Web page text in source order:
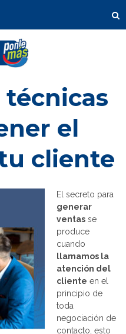
técnicas
el
cliente
El secreto para
generar
ventas se
produce
cuando
llamamos la
atención del
cliente en el
principio de
toda
negociación de
contacto, esto